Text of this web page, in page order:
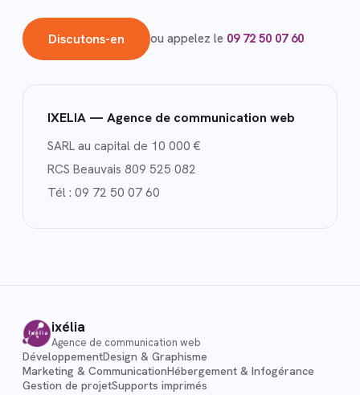
Discutons-en ou appelez le 09 72 50 07 60
IXELIA — Agence de communication web
SARL au capital de 10 000 €
RCS Beauvais 809 525 082
Tél : 09 72 50 07 60
ixélia
Agence de communication web
DéveloppementDesign & Graphisme
Marketing & CommunicationHébergement & Infogérance
Gestion de projetSupports imprimés